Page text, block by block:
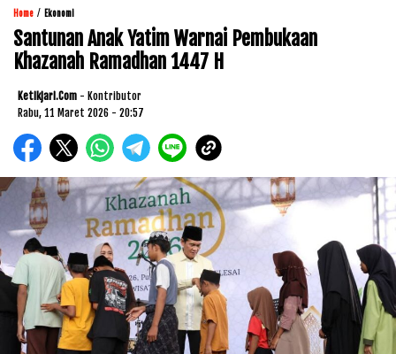
Home / Ekonomi
Santunan Anak Yatim Warnai Pembukaan
Khazanah Ramadhan 1447 H
Ketikjari.com - Kontributor
Rabu, 11 Maret 2026 - 20:57